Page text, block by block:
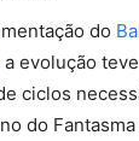
do
a evolução
ciclos
do